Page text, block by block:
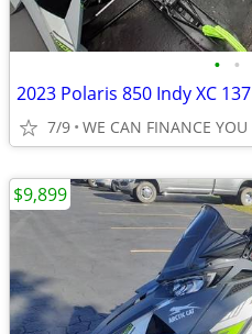
• •
2023 Polaris 850 Indy XC 137
7/9 WE CAN FINANCE YOU
$9,899